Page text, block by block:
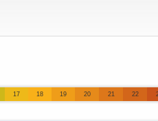
17 18 19 20 21 22